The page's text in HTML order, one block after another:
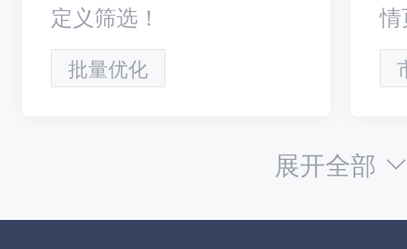
定义筛选！
批量优化
展开全部